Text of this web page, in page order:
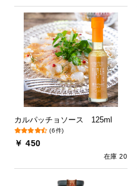
カルパッチョソース 125ml
(6件)
￥ 450
在庫 20